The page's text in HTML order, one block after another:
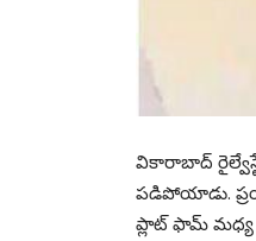
వికారాబాద్
పడిపోయాడు.
ప్లాట్ ఫామ్ మధ్య